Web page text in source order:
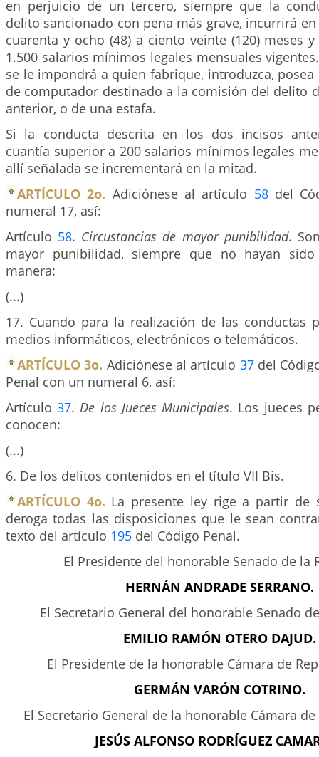
en perjuicio de un tercero, siempre que la
delito sancionado con pena más grave, incurrirá
cuarenta y ocho (48) a ciento veinte (120) meses
1.500 salarios mínimos legales mensuales
se le impondrá a quien fabrique, introduzca,
de computador destinado a la comisión del delito
anterior, o de una estafa.
Si la conducta descrita en los dos incisos
cuantía superior a 200 salarios mínimos legales
allí señalada se incrementará en la mitad.
ARTÍCULO 2o. Adiciónese al artículo 58del
numeral 17, así:
Artículo 58. Circustancias de mayor punibilidad.
mayor punibilidad, siempre que no hayan
manera:
(...)
17. Cuando para la realización de las conductas
medios informáticos, electrónicos o telemáticos.
ARTÍCULO 3o. Adiciónese al artículo 37del
Penal con un numeral 6, así:
Artículo37.De los Jueces Municipales. Los jueces
conocen:
(...)
6. De los delitos contenidos en el título VII Bis.
ARTÍCULO 4o. La presente ley rige a partir de
deroga todas las disposiciones que le sean
texto del artículo 195 del Código Penal.
El Presidente del honorable Senado de la
HERNÁN ANDRADE SERRANO.
El Secretario General del honorable Senado
EMILIO RAMÓN OTERO DAJUD.
El Presidente de la honorable Cámara de
GERMÁN VARÓN COTRINO.
El Secretario General de la honorable Cámara
JESÚS ALFONSO RODRÍGUEZ